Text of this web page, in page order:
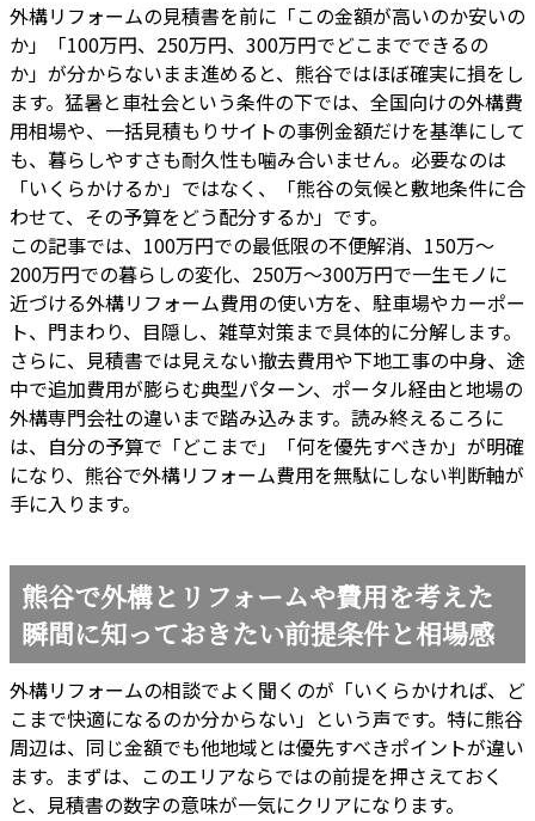
外構リフォームの見積書を前に「この金額が高いのか安いの
か」「100万円、250万円、300万円でどこまでできるの
か」が分からないまま進めると、熊谷ではほぼ確実に損をし
ます。猛暑と車社会という条件の下では、全国向けの外構費
用相場や、一括見積もりサイトの事例金額だけを基準にして
も、暮らしやすさも耐久性も噛み合いません。必要なのは
「いくらかけるか」ではなく、「熊谷の気候と敷地条件に合
わせて、その予算をどう配分するか」です。
この記事では、100万円での最低限の不便解消、150万〜
200万円での暮らしの変化、250万〜300万円で一生モノに
近づける外構リフォーム費用の使い方を、駐車場やカーポー
ト、門まわり、目隠し、雑草対策まで具体的に分解します。
さらに、見積書では見えない撤去費用や下地工事の中身、途
中で追加費用が膨らむ典型パターン、ポータル経由と地場の
外構専門会社の違いまで踏み込みます。読み終えるころに
は、自分の予算で「どこまで」「何を優先すべきか」が明確
になり、熊谷で外構リフォーム費用を無駄にしない判断軸が
手に入ります。
熊谷で外構とリフォームや費用を考えた
瞬間に知っておきたい前提条件と相場感
外構リフォームの相談でよく聞くのが「いくらかければ、ど
こまで快適になるのか分からない」という声です。特に熊谷
周辺は、同じ金額でも他地域とは優先すべきポイントが違い
ます。まずは、このエリアならではの前提を押さえておく
と、見積書の数字の意味が一気にクリアになります。